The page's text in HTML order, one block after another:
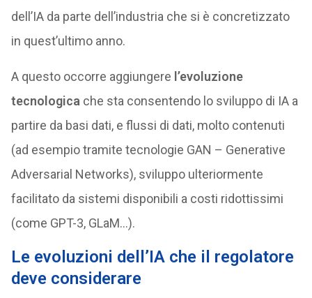
dell’IA da parte dell’industria che si è concretizzato
in quest’ultimo anno.
A questo occorre aggiungere l’evoluzione
tecnologica che sta consentendo lo sviluppo di IA a
partire da basi dati, e flussi di dati, molto contenuti
(ad esempio tramite tecnologie GAN – Generative
Adversarial Networks), sviluppo ulteriormente
facilitato da sistemi disponibili a costi ridottissimi
(come GPT-3, GLaM…).
Le evoluzioni dell’IA che il regolatore
deve considerare